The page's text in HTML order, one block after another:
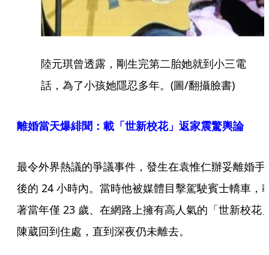
陸元琪曾透露，剛生完第二胎她就到小三電
話，為了小孩她隱忍多年。(圖/翻攝臉書)
離婚當天爆緋聞：載「世新校花」返家震驚輿論
最令外界熱議的爭議事件，發生在袁惟仁辦妥離婚手
後的 24 小時內。當時他被媒體目擊駕駛賓士轎車，
著當年僅 23 歲、在網路上擁有高人氣的「世新校花
陳葳回到住處，直到深夜仍未離去。